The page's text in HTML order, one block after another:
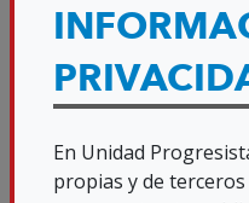
En Unidad
propias y de
COMITÉ
DE